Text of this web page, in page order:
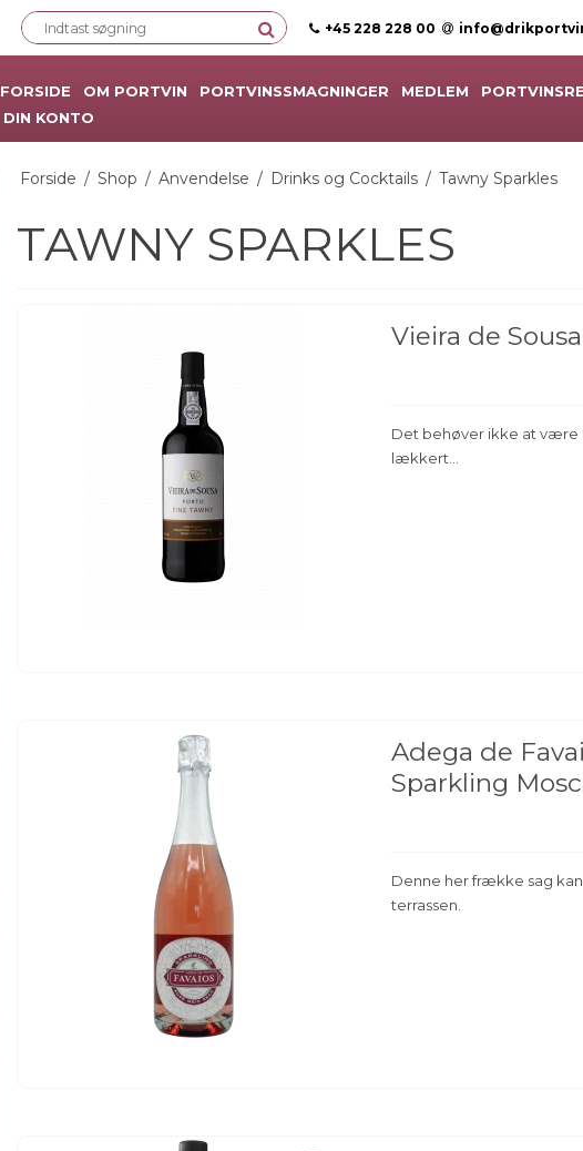
+45 228 228 00
FORSIDE OM PORTVIN PORTVINSSMAGNINGER MEDLEM
DIN KONTO
Forside / Shop / Anvendelse / Drinks og Cocktails / Tawny Sparkles
TAWNY SPARKLES
Vieira de
Det behøver ikke at
lækkert...
Adega de
Sparkling
Denne her frække sag
terrassen.